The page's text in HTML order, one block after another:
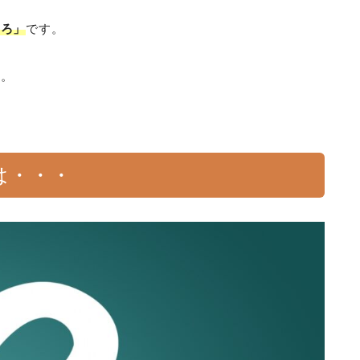
」です。
・・